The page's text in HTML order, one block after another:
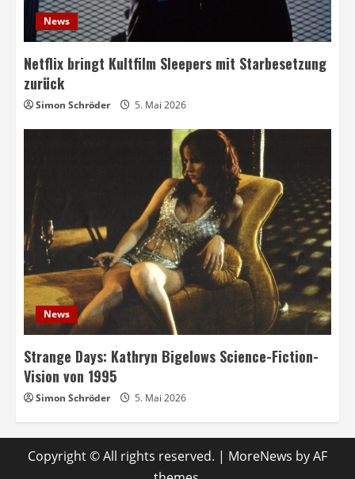
News
Netflix bringt Kultfilm Sleepers mit Starbesetzung
zurück
Simon Schröder 5. Mai 2026
News
Strange Days: Kathryn Bigelows Science-Fiction-
Vision von 1995
Simon Schröder 5. Mai 2026
Copyright © All rights reserved. | MoreNews by AF